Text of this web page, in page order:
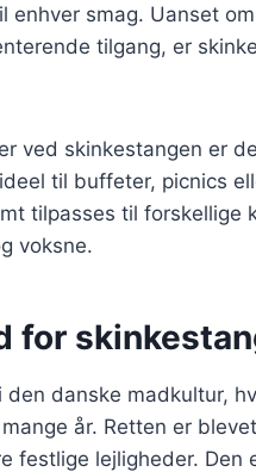
enhver smag. Uanset
tilgang, er
ved skinkestangen er
til buffeter, picnics
tilpasses til forskellige
voksne.
for
danske madkultur,
år. Retten er
festlige lejligheder. Den